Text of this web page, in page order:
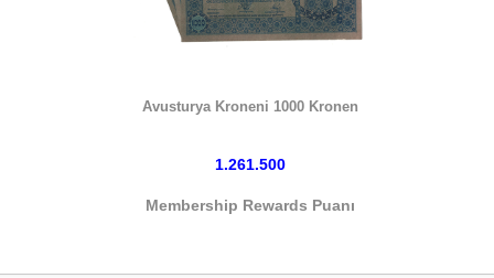
Avusturya Kroneni 1000 Kronen
1.261.500
Membership Rewards Puanı